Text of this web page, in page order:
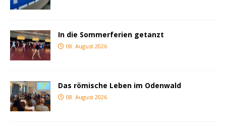
In die Sommerferien getanzt
08. August 2026
Das römische Leben im Odenwald
08. August 2026